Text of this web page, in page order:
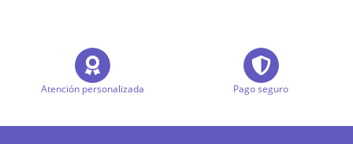
Atención personalizada Pago seguro